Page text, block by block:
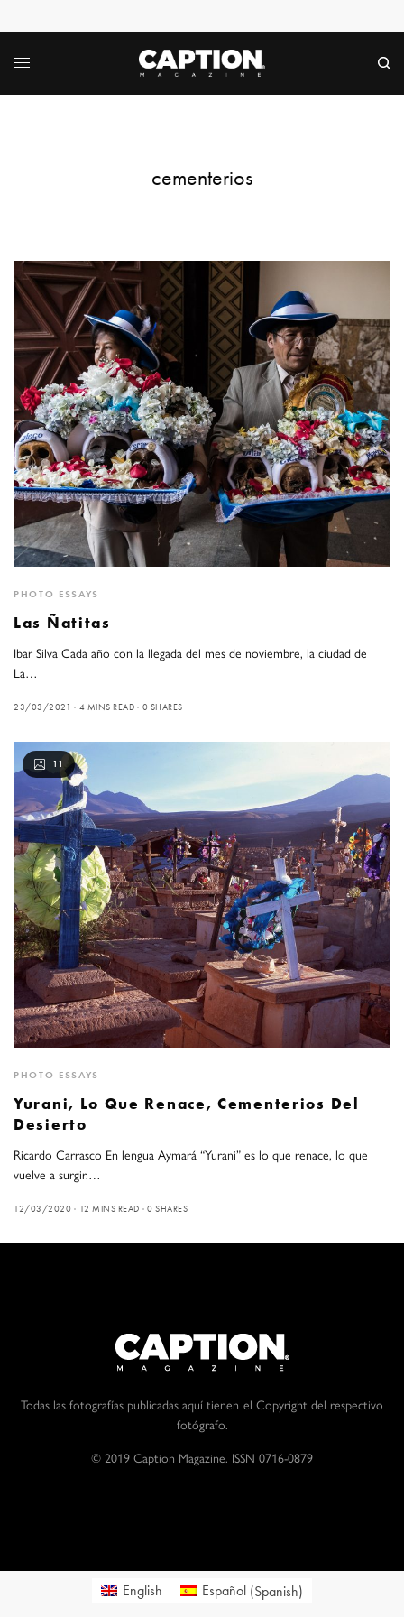
cementerios
PHOTO ESSAYS
Las Ñatitas
Ibar Silva Cada año con la llegada del mes de noviembre, la ciudad de
La…
23/03/2021 4 MINS READ 0 SHARES
11
PHOTO ESSAYS
Yurani, Lo Que Renace, Cementerios Del
Desierto
Ricardo Carrasco En lengua Aymará “Yurani” es lo que renace, lo que
vuelve a surgir.…
12/03/2020 12 MINS READ 0 SHARES
Todas las fotografías publicadas aquí tienen el Copyright del respectivo
fotógrafo.
© 2019 Caption Magazine. ISSN 0716-0879
English Español (Spanish)